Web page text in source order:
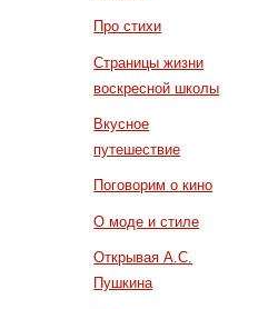
Про стихи
Страницы жизни
воскресной школы
Вкусное
путешествие
Поговорим о кино
О моде и стиле
Открывая А.С.
Пушкина